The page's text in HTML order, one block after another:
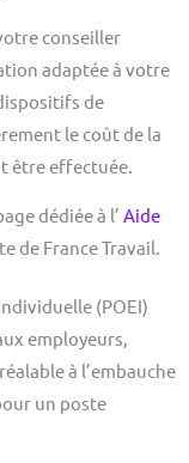
conseiller
adaptée à votre
de
le coût de la
être effectuée.
dédiée à l’ Aide
de France Travail.
(POEI)
employeurs,
à l’embauche
un poste